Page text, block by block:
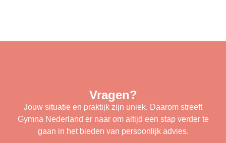
Vragen?
Jouw situatie en praktijk zijn uniek. Daarom streeft
Gymna Nederland er naar om altijd een stap verder te
gaan in het bieden van persoonlijk advies.